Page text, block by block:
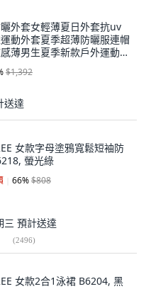
外套女輕薄夏日外套抗uv
動外套夏季超薄防曬服連帽
薄男生夏季新款戶外運動休
尚百搭登山服JD9999防曬
服, 灰色
$1,392
送達
女款字母塗鴉寬鬆短袖防
螢光綠
66%$808
三 預計送達
(2496)
女款2合1泳裙 B6204, 黑